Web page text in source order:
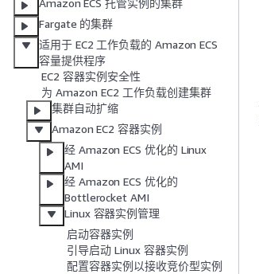
Amazon ECS 托管实例的集群
Fargate 的集群
适用于 EC2 工作负载的 Amazon ECS
容量提供程序
EC2 容器实例安全性
为 Amazon EC2 工作负载创建集群
集群自动扩缩
Amazon EC2 容器实例
经 Amazon ECS 优化的 Linux
AMI
经 Amazon ECS 优化的
Bottlerocket AMI
Linux 容器实例管理
启动容器实例
引导启动 Linux 容器实例
配置容器实例以接收竞价型实例